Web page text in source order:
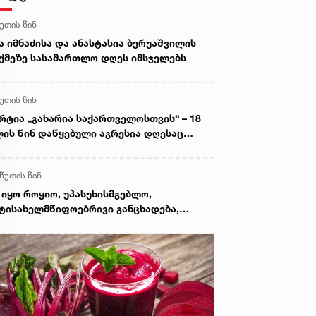
წინ
იმნაძისა და ანასტასია ბერუაშვილის
სასამართლო დღეს იმსჯელებს
წინ
„გახარია საქართველოსთვის“ – 18
წინ დაწყებული აგრესია დღესაც
დე ფაქტო ანექსიის პროცესი
წინ
იყო როყიო, უპასუხისმგებლო,
განცხადება,
არა მარტო იქ მებრძოლ
არამედ თითოეული დაღუპულის
წევრს - კობა კობალაძე გიორგი
განცხადებაზე